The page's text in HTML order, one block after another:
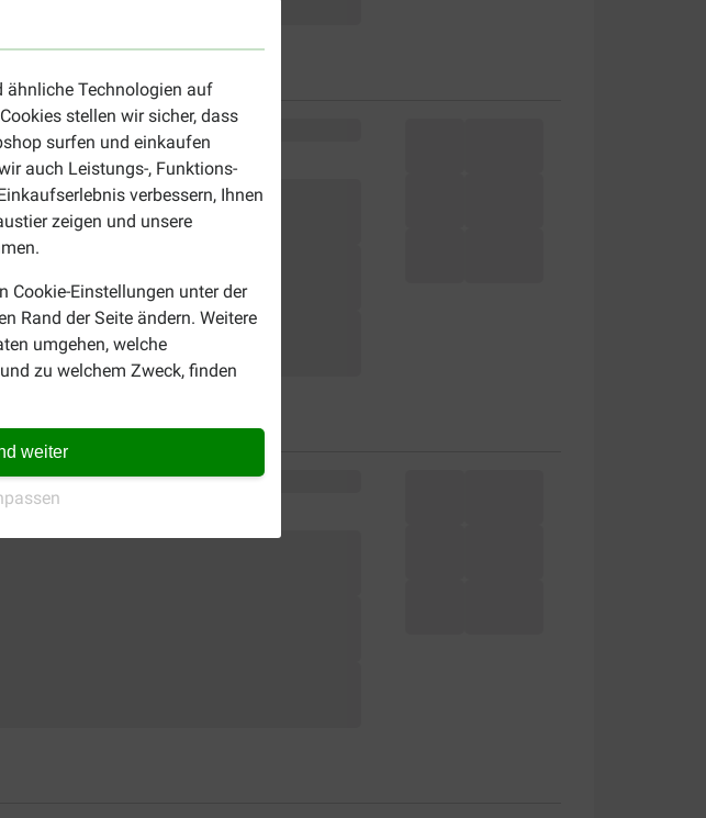
ähnliche Technologien auf
stellen wir sicher, dass
surfen und einkaufen
auch Leistungs-, Funktions-
verbessern, Ihnen
zeigen und unsere
Cookie-Einstellungen unter der
Rand der Seite ändern. Weitere
umgehen, welche
zu welchem Zweck, finden
weiter